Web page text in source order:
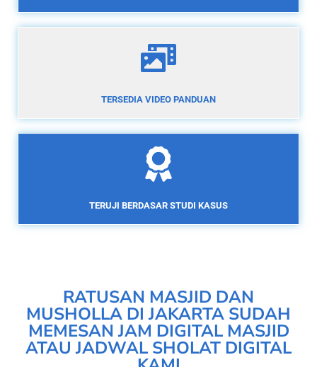
TERSEDIA VIDEO PANDUAN
TERUJI BERDASAR STUDI KASUS
RATUSAN MASJID DAN
MUSHOLLA DI JAKARTA SUDAH
MEMESAN JAM DIGITAL MASJID
ATAU JADWAL SHOLAT DIGITAL